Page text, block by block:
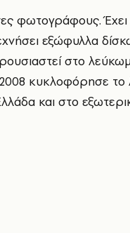
φωτογράφους.
εξώφυλλα
στο
κυκλοφόρησε
και στο